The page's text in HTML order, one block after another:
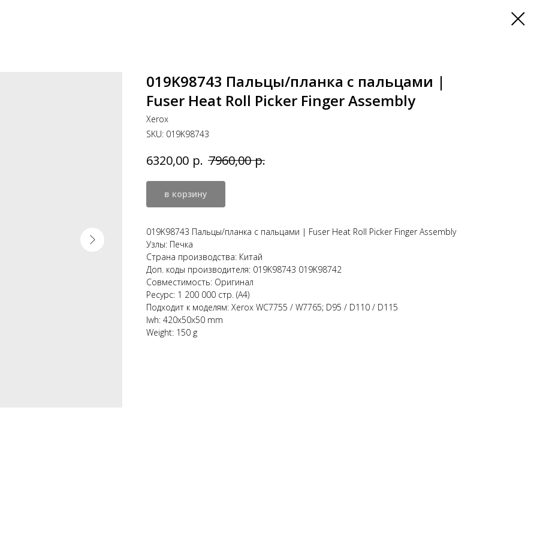
019K98743 Пальцы/планка с пальцами |
Fuser Heat Roll Picker Finger Assembly
Xerox
SKU: 019K98743
6320,00 р. 7960,00 р.
в корзину
019K98743 Пальцы/планка с пальцами | Fuser Heat Roll Picker Finger Assembly
Узлы: Печка
Страна производства: Китай
Доп. коды производителя: 019K98743 019K98742
Совместимость: Оригинал
Ресурс: 1 200 000 стр. (А4)
Подходит к моделям: Xerox WC7755 / W7765; D95 / D110 / D115
lwh: 420x50x50 mm
Weight: 150 g